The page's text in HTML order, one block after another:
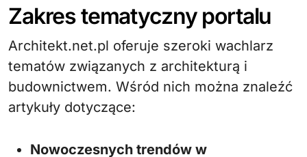
Zakres tematyczny portalu
Architekt.net.pl oferuje szeroki wachlarz
tematów związanych z architekturą i
budownictwem. Wśród nich można znaleźć
artykuły dotyczące:
Nowoczesnych trendów w